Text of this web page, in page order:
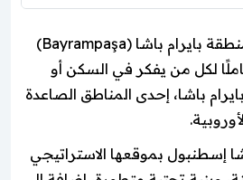
يُعد مقال تعرّف على منطقة بايرام باشا (Bayrampaşa)
لكل من يفكر في السكن أو
باشا، إحدى المناطق الصاعدة
إسطنبول بموقعها الاستراتيجي